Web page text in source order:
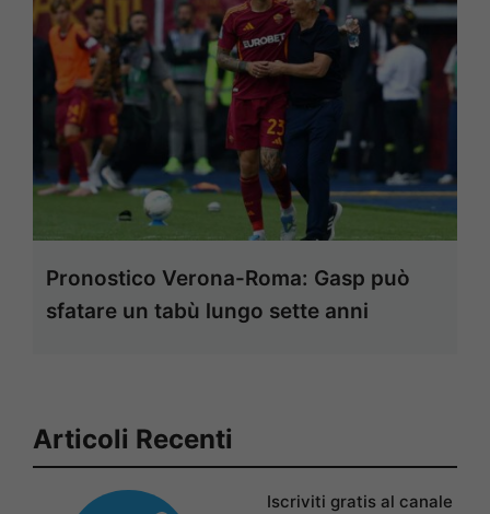
Pronostico Verona-Roma: Gasp può
sfatare un tabù lungo sette anni
Articoli Recenti
Iscriviti gratis al canale